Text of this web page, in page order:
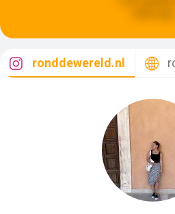
ronddewereld.nl